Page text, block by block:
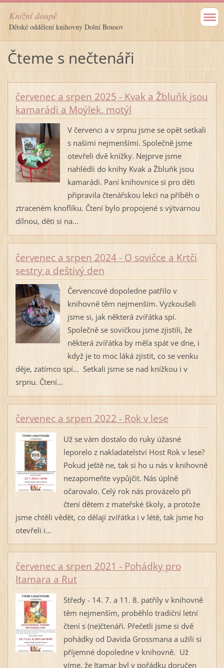
Knižní doupě
Dětské oddělení knihovny Dolní Bousov
Čteme s nečtenáři
červenec a srpen 2025 - Kvak a Žbluňk jsou
kamarádi a Moýlek, motýl
V červenci a v srpnu jsme se opět setkali
s našimi nejmenšími. Společně jsme
otevřeli dvě knížky. Nejprve jsme
nahlédli do knihy Kvak a Žbluňk jsou
kamarádi. Paní knihovnice si pro děti
připravila čtenářskou lekci na příběh o
ztraceném knoflíku. Čtení bylo propojené s výtvarnou
dílnou, děti si na...
červenec a srpen 2024 - O sovičce a Krtčí
sestry a deštivý den
Červencové dopoledne patřilo v
knihovně těm nejmenším. Vyzkoušeli
jsme si, jak některá zvířátka spí.
Společně se sovičkou jsme zjistili, že
některá zvířátka by měla spát ve dne, i
když je to moc láká zjistit, co se venku
děje, zatímco spí... Setkali jsme se nad knížkou i v
srpnu. Čtení...
červenec a srpen 2022 - Rok v lese
Už se vám dostalo do ruky úžasné
leporelo z nakladatelství Host Rok v lese?
Pokud ještě ne, tak si ho u nás v knihovně
nezapomeňte vypůjčit. Nás úplně
očarovalo. Celý rok nás provázelo při
čtení dětem z mateřské školy, a protože
jsme chtěli vědět, co dělají zvířátka i v létě, tak jsme ho
otevřeli i...
červenec a srpen 2021 - Pohádky pro
Itamara a Rut
Středy - 14. 7. a 11. 8. patřily v knihovně
těm nejmenším, proběhlo tradiční letní
čtení s (ne)čtenáři. Přečetli jsme si dvě
pohádky od Davida Grossmana a užili si
příjemné dopoledne v knihovně. Už
víme, že Itamar byl v pořádku doručen